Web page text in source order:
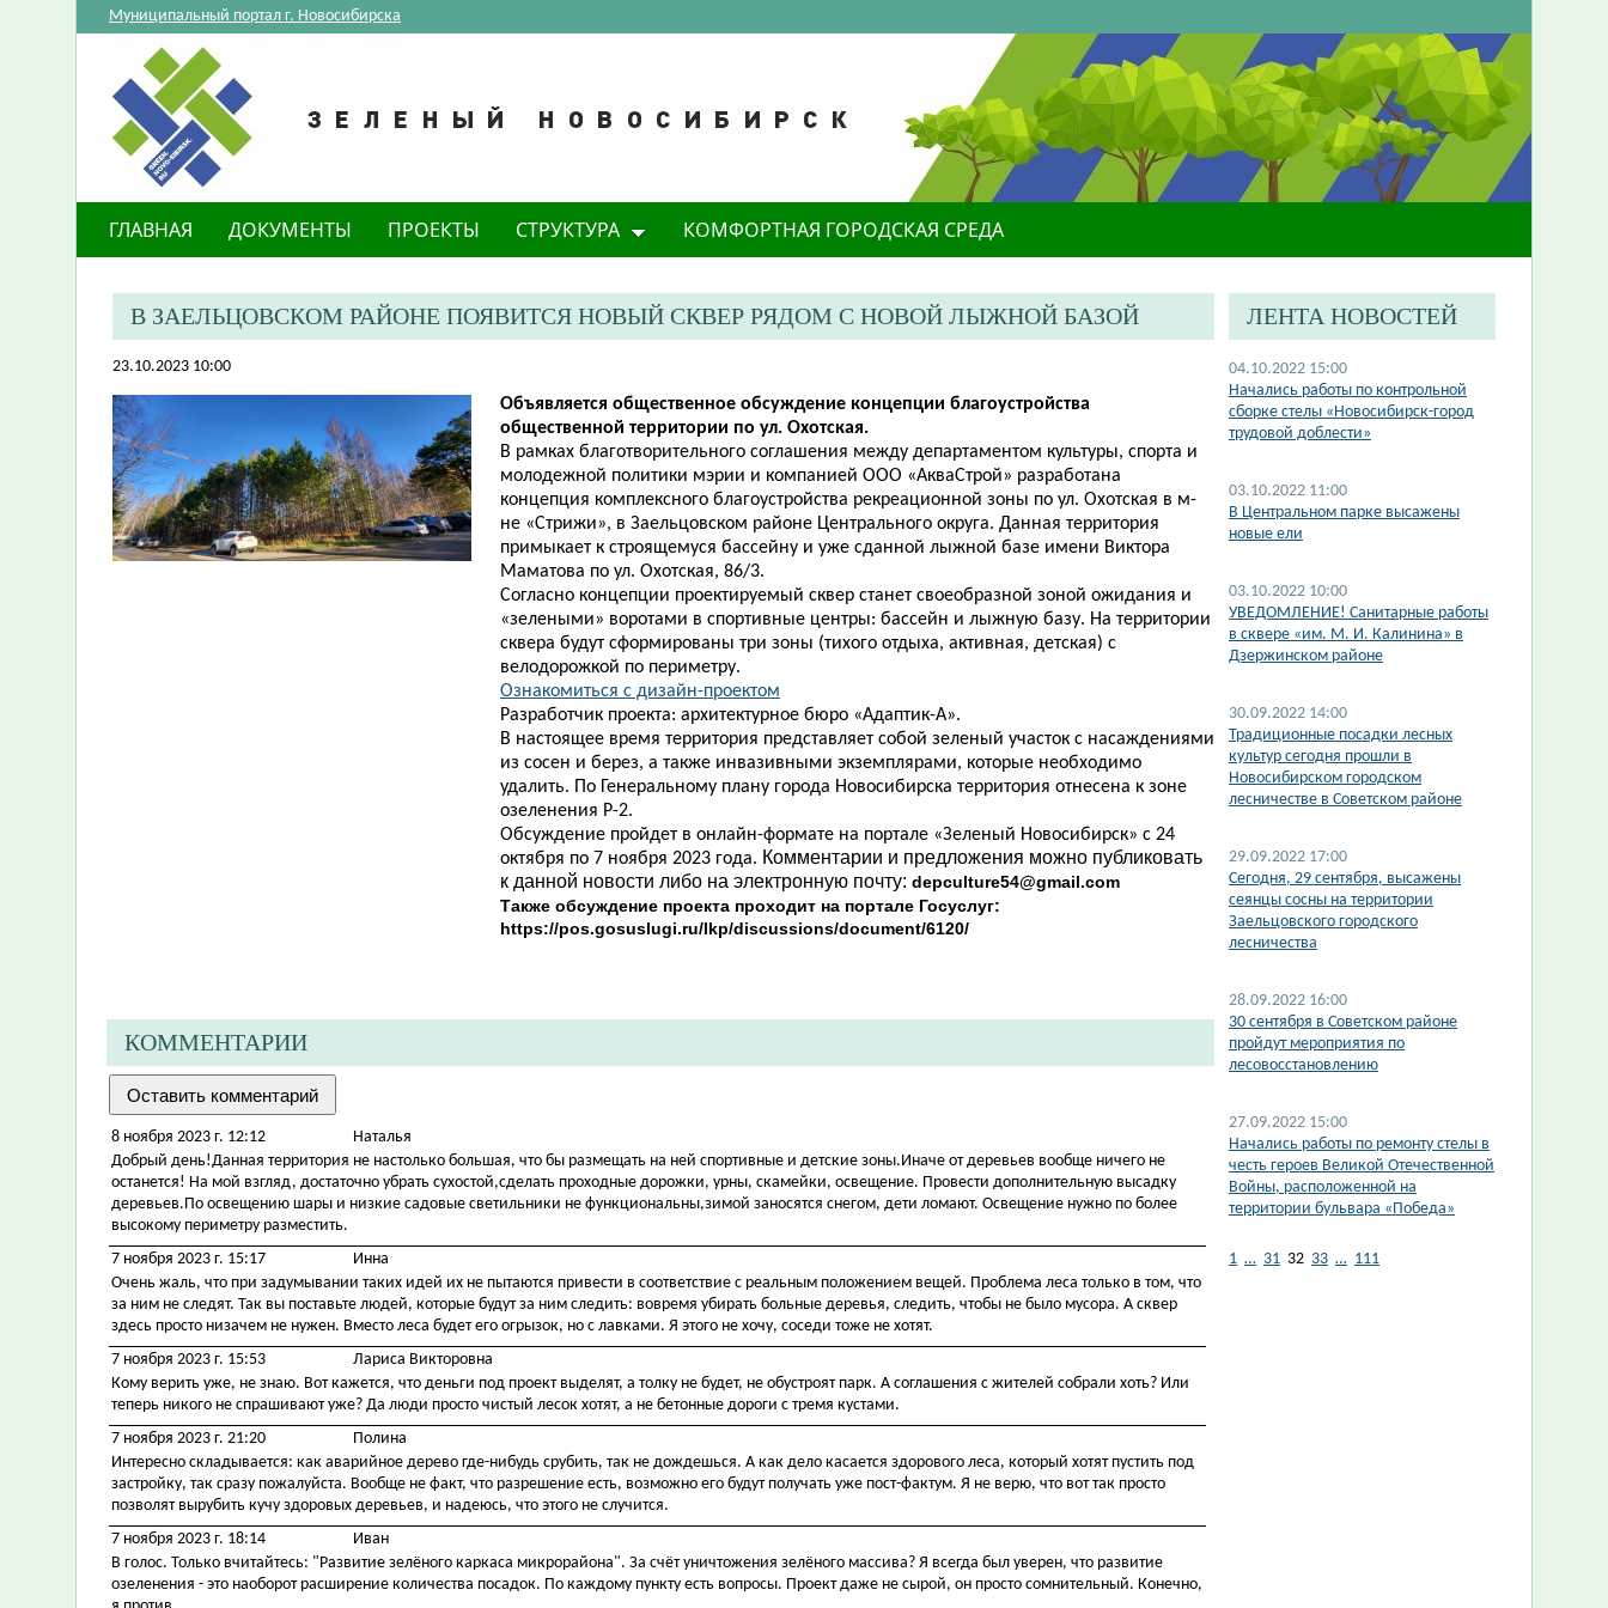
Муниципальный портал г. Новосибирска
ГЛАВНАЯ ДОКУМЕНТЫ ПРОЕКТЫ СТРУКТУРА КОМФОРТНАЯ ГОРОДСКАЯ СРЕДА
В ЗАЕЛЬЦОВСКОМ РАЙОНЕ ПОЯВИТСЯ НОВЫЙ СКВЕР РЯДОМ С НОВОЙ ЛЫЖНОЙ БАЗОЙ
23.10.2023 10:00
Объявляется общественное обсуждение концепции благоустройства
общественной территории по ул. Охотская.
В рамках благотворительного соглашения между департаментом культуры, спорта и
молодежной политики мэрии и компанией ООО «АкваСтрой» разработана
концепция комплексного благоустройства рекреационной зоны по ул. Охотская в м-
не «Стрижи», в Заельцовском районе Центрального округа. Данная территория
примыкает к строящемуся бассейну и уже сданной лыжной базе имени Виктора
Маматова по ул. Охотская, 86/3.
Согласно концепции проектируемый сквер станет своеобразной зоной ожидания и
«зелеными» воротами в спортивные центры: бассейн и лыжную базу. На территории
сквера будут сформированы три зоны (тихого отдыха, активная, детская) с
велодорожкой по периметру.
Ознакомиться с дизайн-проектом​
Разработчик проекта: архитектурное бюро «Адаптик-А».
В настоящее время территория представляет собой зеленый участок с насаждениями
из сосен и берез, а также инвазивными экземплярами, которые необходимо
удалить. По Генеральному плану города Новосибирска территория отнесена к зоне
озеленения Р-2.
Обсуждение пройдет в онлайн-формате на портале «Зеленый Новосибирск» с 24
октября по 7 ноября 2023 года. Комментарии и предложения можно публиковать
к данной новости либо на электронную почту: depculture54@gmail.com
Также обсуждение проекта проходит на портале Госуслуг:
https://pos.gosuslugi.ru/lkp/discussions/document/6120/
КОММЕНТАРИИ
8 ноября 2023 г. 12:12
Наталья
Добрый день!Данная территория не настолько большая, что бы размещать на ней спортивные и детские зоны.Иначе от деревьев вообще ничего не
останется! На мой взгляд, достаточно убрать сухостой,сделать проходные дорожки, урны, скамейки, освещение. Провести дополнительную высадку
деревьев.По освещению шары и низкие садовые светильники не функциональны,зимой заносятся снегом, дети ломают. Освещение нужно по более
высокому периметру разместить.
7 ноября 2023 г. 15:17
Инна
Очень жаль, что при задумывании таких идей их не пытаются привести в соответствие с реальным положением вещей. Проблема леса только в том, что
за ним не следят. Так вы поставьте людей, которые будут за ним следить: вовремя убирать больные деревья, следить, чтобы не было мусора. А сквер
здесь просто низачем не нужен. Вместо леса будет его огрызок, но с лавками. Я этого не хочу, соседи тоже не хотят.
7 ноября 2023 г. 15:53
Лариса Викторовна
Кому верить уже, не знаю. Вот кажется, что деньги под проект выделят, а толку не будет, не обустроят парк. А соглашения с жителей собрали хоть? Или
теперь никого не спрашивают уже? Да люди просто чистый лесок хотят, а не бетонные дороги с тремя кустами.
7 ноября 2023 г. 21:20
Полина
Интересно складывается: как аварийное дерево где-нибудь срубить, так не дождешься. А как дело касается здорового леса, который хотят пустить под
застройку, так сразу пожалуйста. Вообще не факт, что разрешение есть, возможно его будут получать уже пост-фактум. Я не верю, что вот так просто
позволят вырубить кучу здоровых деревьев, и надеюсь, что этого не случится.
7 ноября 2023 г. 18:14
Иван
В голос. Только вчитайтесь: "Развитие зелёного каркаса микрорайона". За счёт уничтожения зелёного массива? Я всегда был уверен, что развитие
озеленения - это наоборот расширение количества посадок. По каждому пункту есть вопросы. Проект даже не сырой, он просто сомнительный. Конечно,
ЛЕНТА НОВОСТЕЙ
04.10.2022 15:00
​Начались работы по контрольной
сборке стелы «Новосибирск-город
трудовой доблести»
03.10.2022 11:00
​В Центральном парке высажены
новые ели
03.10.2022 10:00
​УВЕДОМЛЕНИЕ! Санитарные работы
в сквере «им. М. И. Калинина» в
Дзержинском районе
30.09.2022 14:00
​Традиционные посадки лесных
культур сегодня прошли в
Новосибирском городском
лесничестве в Советском районе
29.09.2022 17:00
Сегодня, 29 сентября, высажены
сеянцы сосны на территории
Заельцовского городского
лесничества
28.09.2022 16:00
30 сентября в Советском районе
пройдут мероприятия по
лесовосстановлению
27.09.2022 15:00
Начались работы по ремонту стелы в
честь героев Великой Отечественной
Войны, расположенной на
территории бульвара «Победа»
1 … 31 32 33 … 111